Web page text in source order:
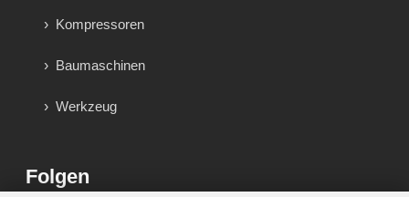
Kompressoren
Baumaschinen
Werkzeug
Folgen